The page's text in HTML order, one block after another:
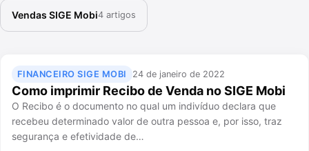
Vendas SIGE Mobi4 artigos
FINANCEIRO SIGE MOBI 24 de janeiro de 2022
Como imprimir Recibo de Venda no SIGE Mobi
O Recibo é o documento no qual um indivíduo declara que
recebeu determinado valor de outra pessoa e, por isso, traz
segurança e efetividade de…